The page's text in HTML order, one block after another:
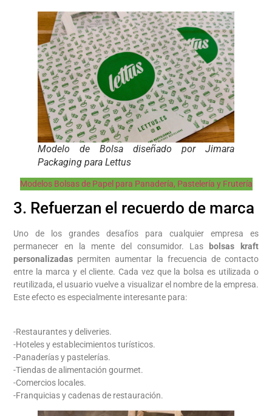
Modelo de Bolsa diseñado por Jimara
Packaging para Lettus
Modelos Bolsas de Papel para Panadería, Pastelería y Frutería
3. Refuerzan el recuerdo de marca
Uno de los grandes desafíos para cualquier empresa es
permanecer en la mente del consumidor. Las bolsas kraft
personalizadas permiten aumentar la frecuencia de contacto
entre la marca y el cliente. Cada vez que la bolsa es utilizada o
reutilizada, el usuario vuelve a visualizar el nombre de la empresa.
Este efecto es especialmente interesante para:
-Restaurantes y deliveries.
-Hoteles y establecimientos turísticos.
-Panaderías y pastelerías.
-Tiendas de alimentación gourmet.
-Comercios locales.
-Franquicias y cadenas de restauración.